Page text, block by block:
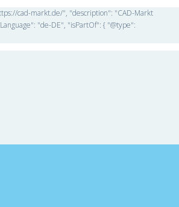
cad-markt.de/", "description": "CAD-Markt
"de-DE", "isPartOf": { "@type":